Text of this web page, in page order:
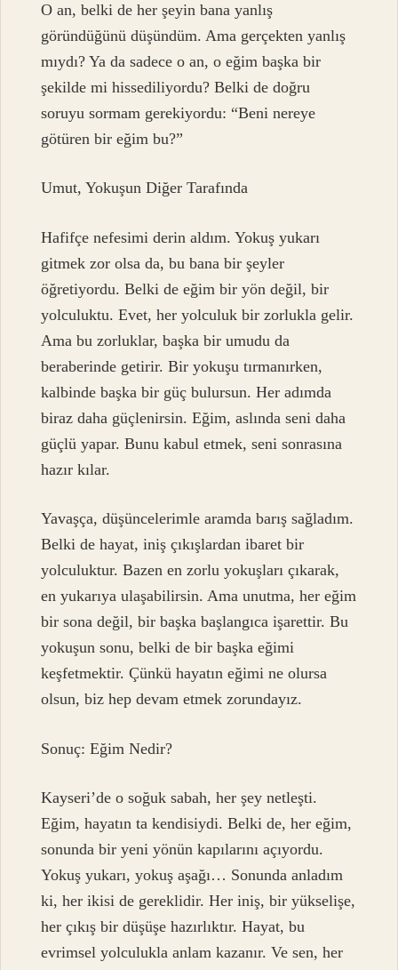
O an, belki de her şeyin bana yanlış
göründüğünü düşündüm. Ama gerçekten yanlış
mıydı? Ya da sadece o an, o eğim başka bir
şekilde mi hissediliyordu? Belki de doğru
soruyu sormam gerekiyordu: “Beni nereye
götüren bir eğim bu?”
Umut, Yokuşun Diğer Tarafında
Hafifçe nefesimi derin aldım. Yokuş yukarı
gitmek zor olsa da, bu bana bir şeyler
öğretiyordu. Belki de eğim bir yön değil, bir
yolculuktu. Evet, her yolculuk bir zorlukla gelir.
Ama bu zorluklar, başka bir umudu da
beraberinde getirir. Bir yokuşu tırmanırken,
kalbinde başka bir güç bulursun. Her adımda
biraz daha güçlenirsin. Eğim, aslında seni daha
güçlü yapar. Bunu kabul etmek, seni sonrasına
hazır kılar.
Yavaşça, düşüncelerimle aramda barış sağladım.
Belki de hayat, iniş çıkışlardan ibaret bir
yolculuktur. Bazen en zorlu yokuşları çıkarak,
en yukarıya ulaşabilirsin. Ama unutma, her eğim
bir sona değil, bir başka başlangıca işarettir. Bu
yokuşun sonu, belki de bir başka eğimi
keşfetmektir. Çünkü hayatın eğimi ne olursa
olsun, biz hep devam etmek zorundayız.
Sonuç: Eğim Nedir?
Kayseri’de o soğuk sabah, her şey netleşti.
Eğim, hayatın ta kendisiydi. Belki de, her eğim,
sonunda bir yeni yönün kapılarını açıyordu.
Yokuş yukarı, yokuş aşağı… Sonunda anladım
ki, her ikisi de gereklidir. Her iniş, bir yükselişe,
her çıkış bir düşüşe hazırlıktır. Hayat, bu
evrimsel yolculukla anlam kazanır. Ve sen, her